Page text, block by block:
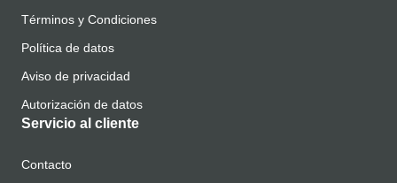
Términos y Condiciones
Política de datos
Aviso de privacidad
Autorización de datos
Servicio al cliente
Contacto